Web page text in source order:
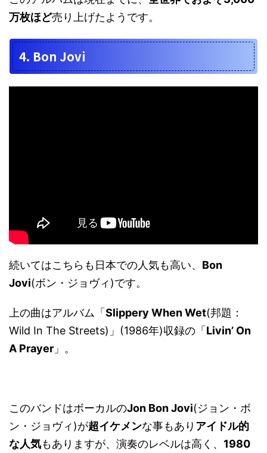
万枚ほど売り上げたようです。
4. Bon Jovi
続いてはこちらも日本での人気も高い、 Bon
Jovi(ボン・ジョヴィ)です。
上の曲はアルバム「 Slippery When Wet(邦題：
Wild In The Streets)」(1986年)収録の「 Livin’ On
A Prayer 」。
このバンドはボーカルのJon Bon Jovi(ジョン・ボ
ン・ジョヴィ)が超イケメンな事もあり アイドル的
な人気もありますが、演奏のレベルは高く、 1980